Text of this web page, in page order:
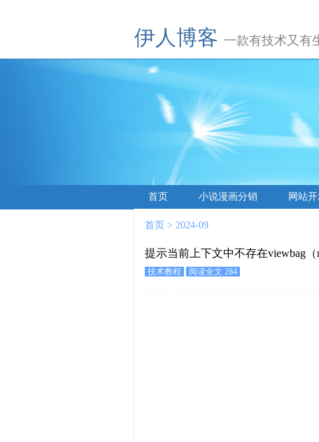
伊人博客 一款有技术又有
首页 小说漫画分销 网站
首页 > 2024-09
提示当前上下文中不存在viewbag（
技术教程 阅读全文 284